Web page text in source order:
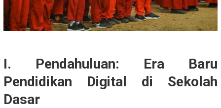
I. Pendahuluan: Era Baru
Pendidikan Digital di Sekolah
Dasar